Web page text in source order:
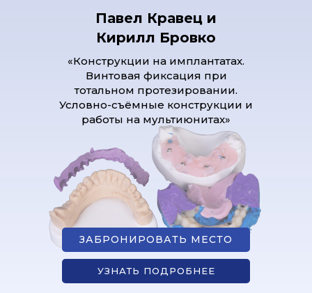
Павел Кравец и
Кирилл Бровко
«Конструкции на имплантатах.
Винтовая фиксация при
тотальном протезировании.
Условно-съёмные конструкции и
работы на мультиюнитах»
ЗАБРОНИРОВАТЬ МЕСТО
УЗНАТЬ ПОДРОБНЕЕ